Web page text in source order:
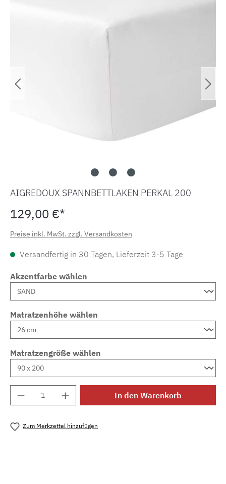
AIGREDOUX SPANNBETTLAKEN PERKAL 200
129,00 €*
Preise inkl. MwSt. zzgl. Versandkosten
Versandfertig in 30 Tagen, Lieferzeit 3-5 Tage
Akzentfarbe wählen
Matratzenhöhe wählen
Matratzengröße wählen
Produkt Anzahl: Gib den gewünschten
In den Warenkorb
Zum Merkzettel hinzufügen